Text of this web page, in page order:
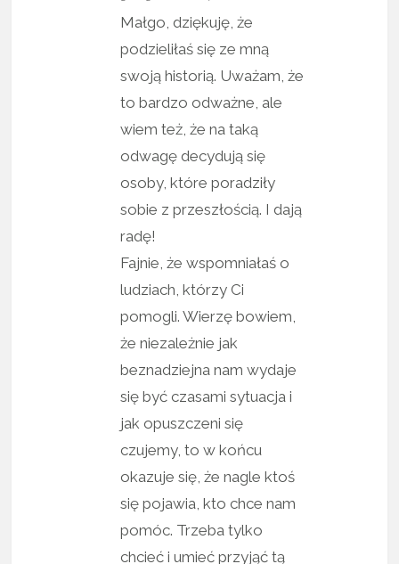
Małgo, dziękuję, że
podzieliłaś się ze mną
swoją historią. Uważam, że
to bardzo odważne, ale
wiem też, że na taką
odwagę decydują się
osoby, które poradziły
sobie z przeszłością. I dają
radę!
Fajnie, że wspomniałaś o
ludziach, którzy Ci
pomogli. Wierzę bowiem,
że niezależnie jak
beznadziejna nam wydaje
się być czasami sytuacja i
jak opuszczeni się
czujemy, to w końcu
okazuje się, że nagle ktoś
się pojawia, kto chce nam
pomóc. Trzeba tylko
chcieć i umieć przyjąć tą